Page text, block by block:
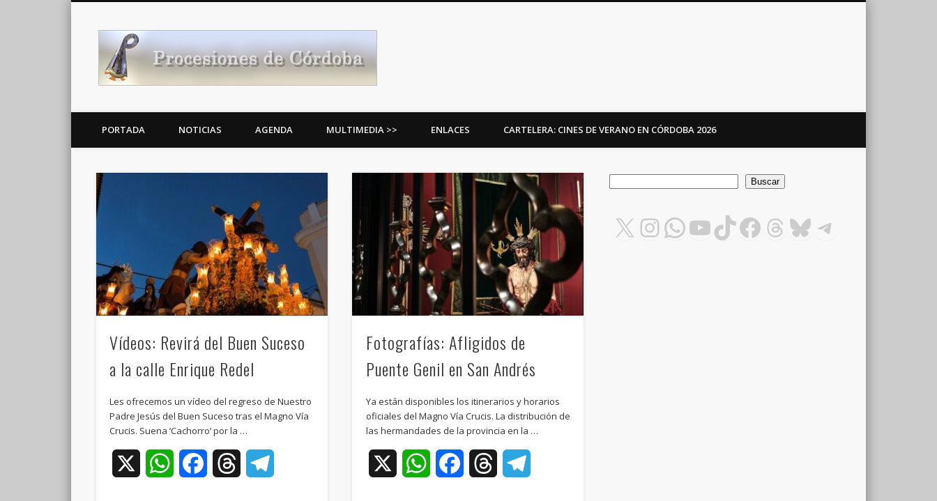
Noticias Cofrades
PORTADA NOTICIAS AGENDA MULTIMEDIA >> ENLACES CARTELERA: CINES DE VERANO EN CÓRDOBA 2026
Vídeos: Revirá del Buen Suceso
a la calle Enrique Redel
Les ofrecemos un vídeo del regreso de Nuestro
Padre Jesús del Buen Suceso tras el Magno Vía
Crucis. Suena ‘Cachorro’ por la …
WhatsAppFacebookThreads
Fotografías: Afligidos de
Puente Genil en San Andrés
Ya están disponibles los itinerarios y horarios
oficiales del Magno Vía Crucis. La distribución de
las hermandades de la provincia en la …
WhatsAppFacebookThreads
Buscar
X Instagram
WhatsApp
YouTube
TikTok
Facebook
Threads
Bluesky
Telegram